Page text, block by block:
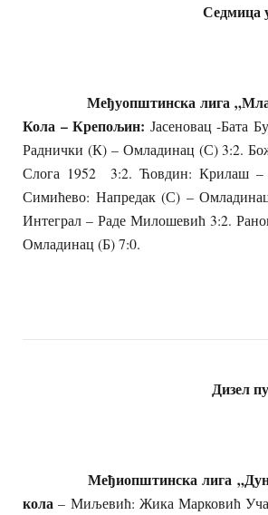
Седмица у
Међуопштинска лига
Кола – Крепољин: Јасеновац -Бата
Раднички (К) – Омладинац (С) 3:2.
Слога 1952 3:2. Ћовдин: Крилаш –
Симићево: Напредак (С) –
Интеграл – Раде Милошевић 3:2.
Омладинац (Б) 7:0.
Дизел пуним
Међиопштинска лига
кола– Миљевић: Жика Марковић